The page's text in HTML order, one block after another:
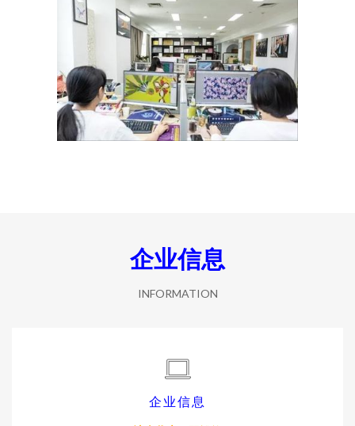
企业信息
INFORMATION
企业信息